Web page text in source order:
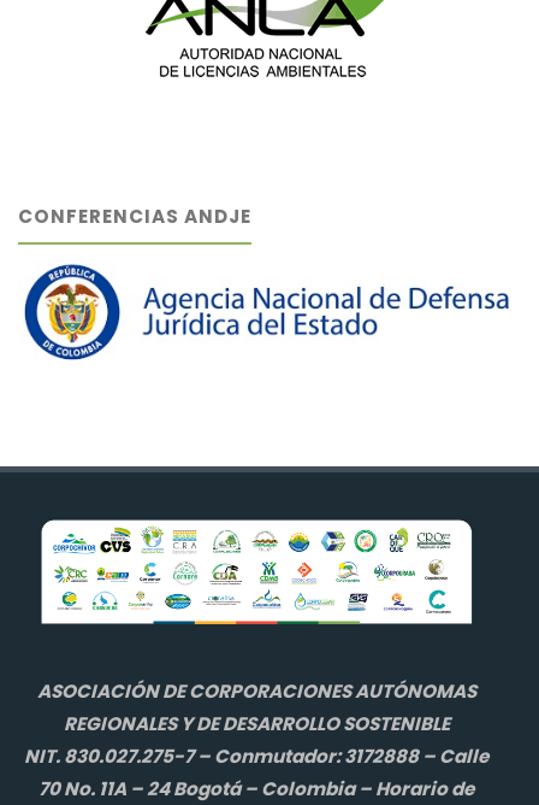
CONFERENCIAS ANDJE
ASOCIACIÓN DE CORPORACIONES AUTÓNOMAS
REGIONALES Y DE DESARROLLO SOSTENIBLE
NIT. 830.027.275-7 – Conmutador: 3172888 – Calle
70 No. 11A – 24 Bogotá – Colombia – Horario de